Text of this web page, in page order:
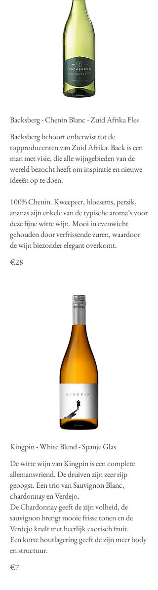
Backsberg - Chenin Blanc - Zuid Afrika Fles
Backsberg behoort onbetwist tot de
topproducenten van Zuid Afrika. Back is een
man met visie, die alle wijngebieden van de
wereld bezocht heeft om inspiratie en nieuwe
ideeën op te doen.
100% Chenin. Kweepeer, bloesems, perzik,
ananas zijn enkele van de typische aroma’s voor
deze fijne witte wijn. Mooi in evenwicht
gehouden door verfrissende zuren, waardoor
de wijn biezonder elegant overkomt.
€28
Kingpin - White Blend - Spanje Glas
De witte wijn van Kingpin is een complete
allemansvriend. De druiven zijn zeer rijp
geoogst. Een trio van Sauvignon Blanc,
chardonnay en Verdejo.
De Chardonnay geeft de zijn volheid, de
sauvignon brengt mooie frisse tonen en de
Verdejo knalt met heerlijk exotisch fruit.
Een korte houtlagering geeft de zijn meer body
en structuur.
€7